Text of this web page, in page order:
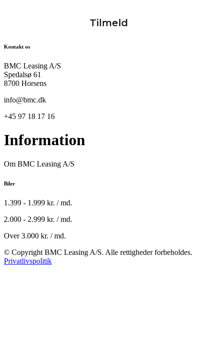
Kontakt os
BMC Leasing A/S
Spedalsø 61
8700 Horsens
info@bmc.dk
+45 97 18 17 16
Information
Om BMC Leasing A/S
Biler
1.399 - 1.999 kr. / md.
2.000 - 2.999 kr. / md.
Over 3.000 kr. / md.
© Copyright BMC Leasing A/S. Alle rettigheder forbeholdes.
Privatlivspolitik